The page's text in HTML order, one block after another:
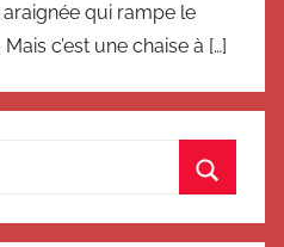
qui rampe le
c’est une chaise à […]